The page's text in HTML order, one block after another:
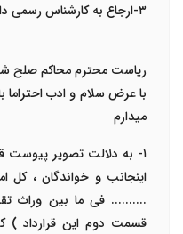
۳-ارجاع به کارشناس رسمی دادگستری
ریاست محترم محاکم صلح
با عرض سلام و ادب
میدارم
۱- به دلالت تصویر پیوست
اینجانب و خواندگان ،
قسمت دوم این قرارداد